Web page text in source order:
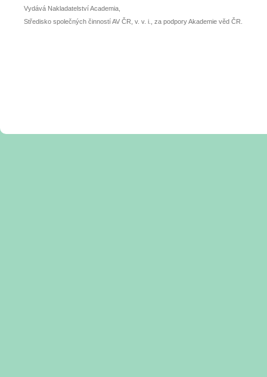
Vydává Nakladatelství Academia,
Středisko společných činností AV ČR, v. v. i., za podpory Akademie věd ČR.